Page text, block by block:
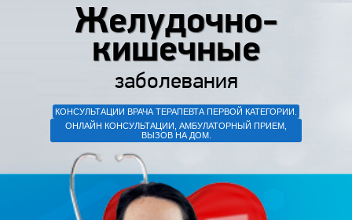
Желудочно-
кишечные
заболевания
КОНСУЛЬТАЦИИ ВРАЧА ТЕРАПЕВТА ПЕРВОЙ КАТЕГОРИИ.
ОНЛАЙН КОНСУЛЬТАЦИИ, АМБУЛАТОРНЫЙ ПРИЕМ,
ВЫЗОВ НА ДОМ.